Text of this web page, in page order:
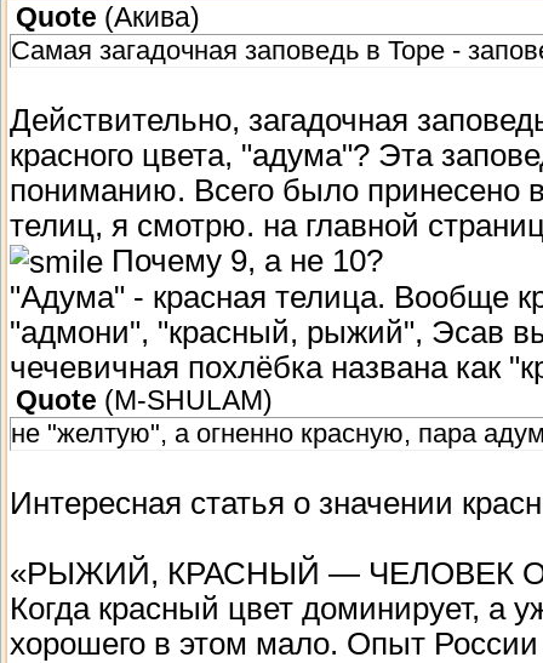
Quote (Акива)
Самая загадочная заповедь в Торе -
Действительно, загадочная
красного цвета, "адума"? Эта
пониманию. Всего было принесено
телиц, я смотрю. на главной
Почему 9, а не 10?
"Адума" - красная телица. Вообще
"адмони", "красный, рыжий", Эсав
чечевичная похлёбка названа как
Quote (M-SHULAM)
не "желтую", а огненно красную, пара
Интересная статья о значении
«РЫЖИЙ, КРАСНЫЙ — ЧЕЛОВЕК
Когда красный цвет доминирует, а
хорошего в этом мало. Опыт России